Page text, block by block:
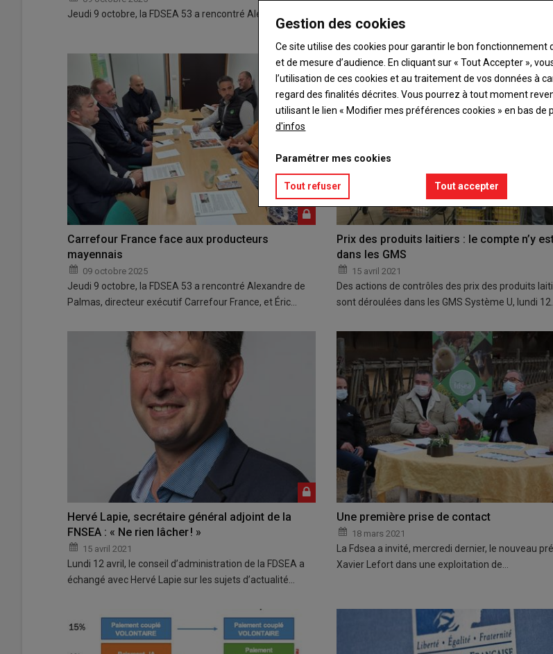
Jeudi 9 octobre, la FDSEA 53 a rencontré Alexandre de Palmas, directeur exécutif Carrefour France, et Éric…
Carrefour France face aux producteurs
mayennais
09 octobre 2025
Jeudi 9 octobre, la FDSEA 53 a rencontré Alexandre de
Palmas, directeur exécutif Carrefour France, et Éric…
Prix des produits laitiers : le compte n’y
dans les GMS
15 avril 2021
Des actions de contrôles des prix des produits
sont déroulées dans les GMS Système U, lundi 12…
Hervé Lapie, secrétaire général adjoint de la
FNSEA : « Ne rien lâcher ! »
15 avril 2021
Lundi 12 avril, le conseil d’administration de la FDSEA a
échangé avec Hervé Lapie sur les sujets d’actualité…
Une première prise de contact
18 mars 2021
La Fdsea a invité, mercredi dernier, le nouveau
Xavier Lefort dans une exploitation de…
Gestion des cookies
Ce site utilise des cookies pour garantir le bon fonctionnement
et de mesure d’audience. En cliquant sur « Tout Accepter »,
l’utilisation de ces cookies et au traitement de vos données à
regard des finalités décrites. Vous pourrez à tout moment
utilisant le lien « Modifier mes préférences cookies » en bas de
d'infos
Paramétrer mes cookies
Tout refuser Tout accepter